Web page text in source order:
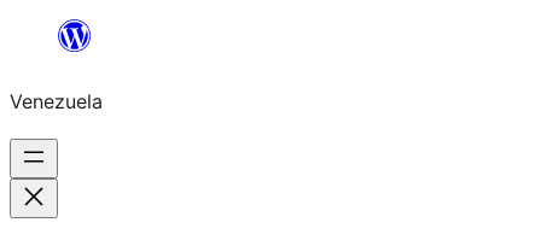
Saltar
contenido
Venezuela